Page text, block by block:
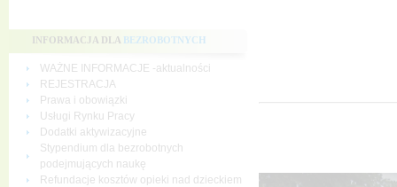
INFORMACJA DLA BEZROBOTNYCH
WAŻNE INFORMACJE -aktualności
REJESTRACJA
Prawa i obowiązki
Usługi Rynku Pracy
Dodatki aktywizacyjne
Stypendium dla bezrobotnych
podejmujących naukę
Refundacje kosztów opieki nad dzieckiem